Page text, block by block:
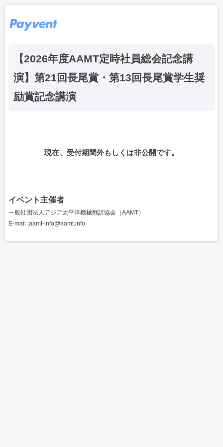
【2026年度AAMT定時社員総会記念講
演】第21回長尾賞・第13回長尾賞学生奨
励賞記念講演
現在、受付期間外もしくは非公開です。
イベント主催者
一般社団法人アジア太平洋機械翻訳協会（AAMT）
E-mail :aamt-info@aamt.info